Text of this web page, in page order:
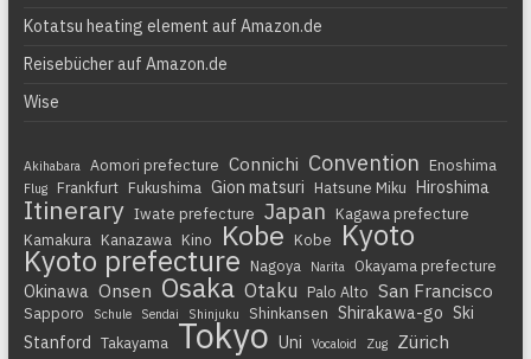
Kotatsu heating element auf Amazon.de
Reisebücher auf Amazon.de
Wise
Akihabara Aomori prefecture Connichi Convention Enoshima
Flug Frankfurt Fukushima Gion matsuri Hatsune Miku Hiroshima
Itinerary Iwate prefecture Japan
Kagawa prefecture
Kamakura
Kanazawa Kino Kobe Kobe Kyoto
Kyoto prefecture Nagoya Narita Okayama prefecture
Okinawa Onsen Osaka Otaku Palo Alto San Francisco
Sapporo Schule Sendai Shinjuku Shinkansen Shirakawa-go Ski
Stanford Takayama Tokyo Uni Vocaloid Zug Zürich